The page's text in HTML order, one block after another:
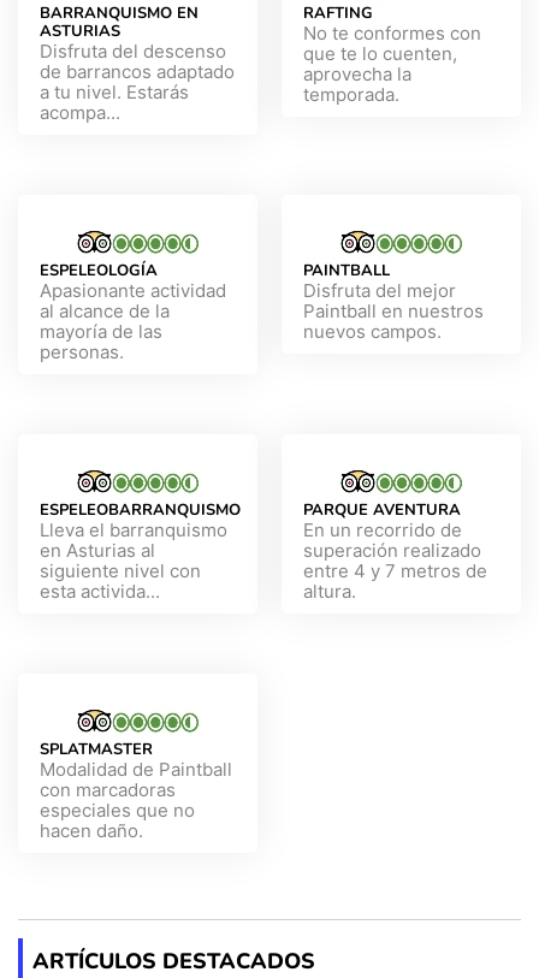
BARRANQUISMO EN
ASTURIAS
Disfruta del descenso
de barrancos adaptado
a tu nivel. Estarás
acompa...
RAFTING
No te conformes con
que te lo cuenten,
aprovecha la
temporada.
ESPELEOLOGÍA
Apasionante actividad
al alcance de la
mayoría de las
personas.
PAINTBALL
Disfruta del mejor
Paintball en nuestros
nuevos campos.
ESPELEOBARRANQUISMO
Lleva el barranquismo
en Asturias al
siguiente nivel con
esta activida...
PARQUE AVENTURA
En un recorrido de
superación realizado
entre 4 y 7 metros de
altura.
SPLATMASTER
Modalidad de Paintball
con marcadoras
especiales que no
hacen daño.
ARTÍCULOS DESTACADOS